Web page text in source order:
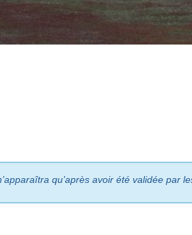
qu’après avoir été validée par